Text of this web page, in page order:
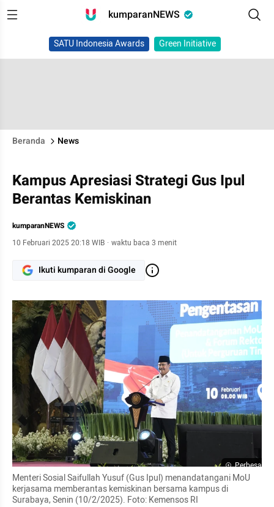
kumparanNEWS
SATU Indonesia Awards Green Initiative
Beranda News
Kampus Apresiasi Strategi Gus Ipul
Berantas Kemiskinan
kumparanNEWS
10 Februari 2025 20:18 WIB · waktu baca 3 menit
Ikuti kumparan di Google
Perbesar
Menteri Sosial Saifullah Yusuf (Gus Ipul) menandatangani MoU
kerjasama memberantas kemiskinan bersama kampus di
Surabaya, Senin (10/2/2025). Foto: Kemensos RI